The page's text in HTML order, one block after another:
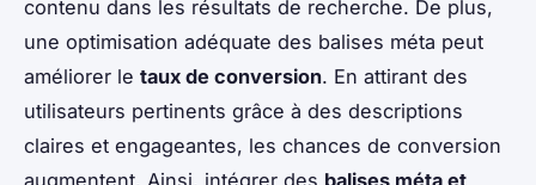
contenu dans les résultats de recherche. De plus,
une optimisation adéquate des balises méta peut
améliorer le taux de conversion. En attirant des
utilisateurs pertinents grâce à des descriptions
claires et engageantes, les chances de conversion
augmentent. Ainsi, intégrer des balises méta et